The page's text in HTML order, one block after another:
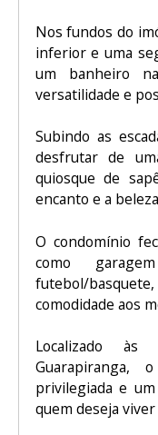
Nos fundos do
inferior e uma
um banheiro
versatilidade e
Subindo as
desfrutar de
quiosque de
encanto e a
O condomínio
como
futebol/
comodidade aos
Localizado
Guarapiranga,
privilegiada e
quem deseja